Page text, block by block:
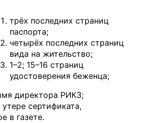
трёх последних страниц
паспорта;
четырёх последних страниц
вида на жительство;
1–2; 15–16 страниц
удостоверения беженца;
директора РИКЗ;
сертификата,
в газете.